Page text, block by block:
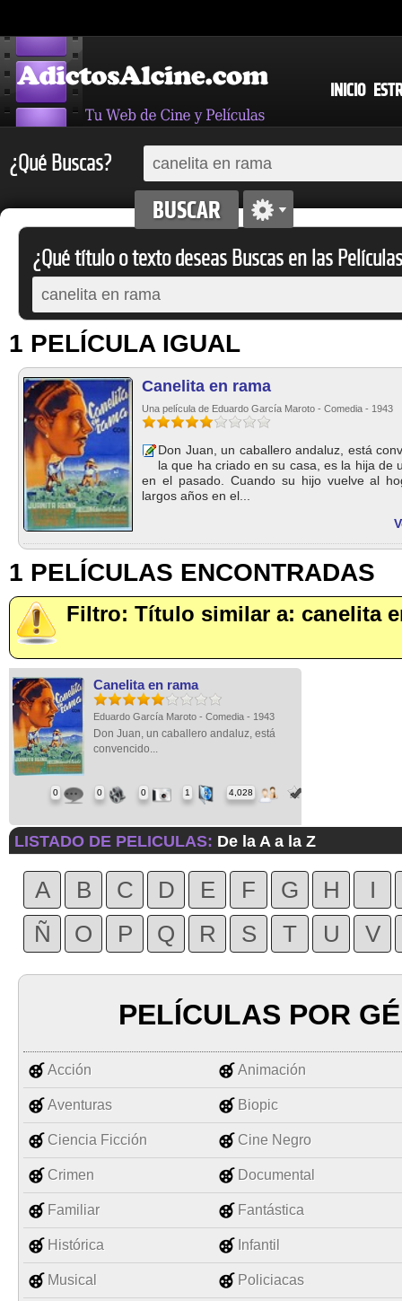
INICIO
¿Qué Buscas?
¿Qué título o texto deseas Buscas en las
1 PELÍCULA IGUAL
Canelita en rama
Una película de Eduardo García Maroto - Comedia - 1943
Don Juan, un caballero andaluz, está
la que ha criado en su casa, es la hija de
en el pasado. Cuando su hijo vuelve al
largos años en el...
1 PELÍCULAS ENCONTRADAS
Filtro: Título similar a: canelita
Canelita en rama
Eduardo García Maroto - Comedia - 1943
Don Juan, un caballero andaluz, está
convencido...
0 0 0 1 4,028
LISTADO DE PELICULAS: De la A a la Z
A B C D E F G H
I
Ñ
O P Q R S T U V
PELÍCULAS POR
Acción Animación
Aventuras Biopic
Ciencia Ficción Cine Negro
Crimen Documental
Familiar Fantástica
Histórica Infantil
Musical Policiacas